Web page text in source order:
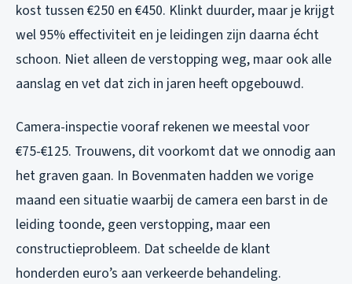
kost tussen €250 en €450. Klinkt duurder, maar je krijgt
wel 95% effectiviteit en je leidingen zijn daarna écht
schoon. Niet alleen de verstopping weg, maar ook alle
aanslag en vet dat zich in jaren heeft opgebouwd.
Camera-inspectie vooraf rekenen we meestal voor
€75-€125. Trouwens, dit voorkomt dat we onnodig aan
het graven gaan. In Bovenmaten hadden we vorige
maand een situatie waarbij de camera een barst in de
leiding toonde, geen verstopping, maar een
constructieprobleem. Dat scheelde de klant
honderden euro’s aan verkeerde behandeling.